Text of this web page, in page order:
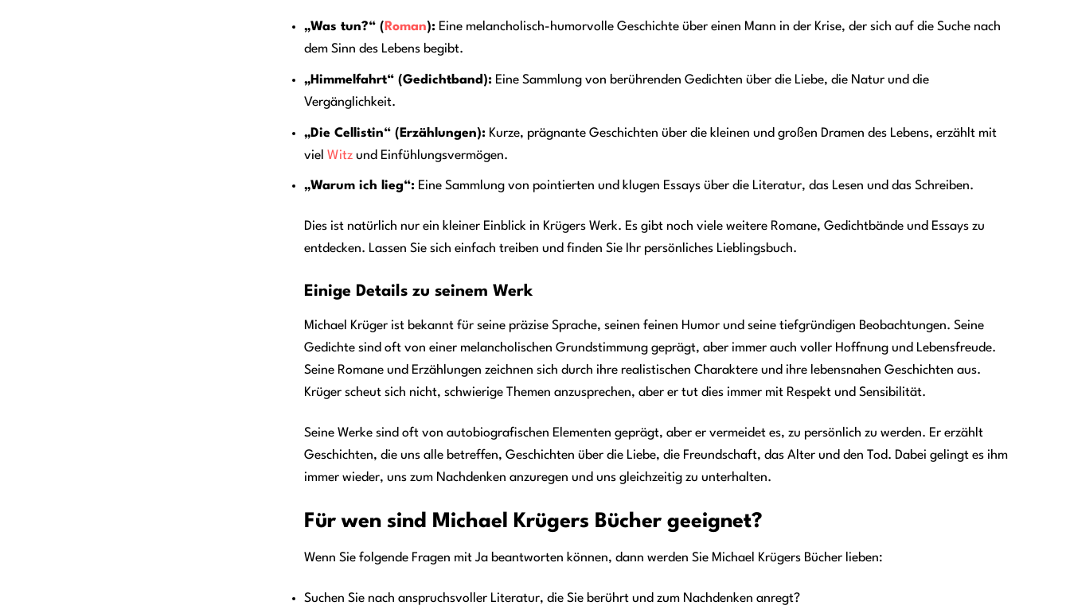
„Was tun?“ (Roman): Eine melancholisch-humorvolle Geschichte über einen Mann in der Krise, der sich auf die Suche nach
dem Sinn des Lebens begibt.
„Himmelfahrt“ (Gedichtband): Eine Sammlung von berührenden Gedichten über die Liebe, die Natur und die
Vergänglichkeit.
„Die Cellistin“ (Erzählungen): Kurze, prägnante Geschichten über die kleinen und großen Dramen des Lebens, erzählt mit
viel Witz und Einfühlungsvermögen.
„Warum ich lieg“: Eine Sammlung von pointierten und klugen Essays über die Literatur, das Lesen und das Schreiben.
Dies ist natürlich nur ein kleiner Einblick in Krügers Werk. Es gibt noch viele weitere Romane, Gedichtbände und Essays zu
entdecken. Lassen Sie sich einfach treiben und finden Sie Ihr persönliches Lieblingsbuch.
Einige Details zu seinem Werk
Michael Krüger ist bekannt für seine präzise Sprache, seinen feinen Humor und seine tiefgründigen Beobachtungen. Seine
Gedichte sind oft von einer melancholischen Grundstimmung geprägt, aber immer auch voller Hoffnung und Lebensfreude.
Seine Romane und Erzählungen zeichnen sich durch ihre realistischen Charaktere und ihre lebensnahen Geschichten aus.
Krüger scheut sich nicht, schwierige Themen anzusprechen, aber er tut dies immer mit Respekt und Sensibilität.
Seine Werke sind oft von autobiografischen Elementen geprägt, aber er vermeidet es, zu persönlich zu werden. Er erzählt
Geschichten, die uns alle betreffen, Geschichten über die Liebe, die Freundschaft, das Alter und den Tod. Dabei gelingt es ihm
immer wieder, uns zum Nachdenken anzuregen und uns gleichzeitig zu unterhalten.
Für wen sind Michael Krügers Bücher geeignet?
Wenn Sie folgende Fragen mit Ja beantworten können, dann werden Sie Michael Krügers Bücher lieben:
Suchen Sie nach anspruchsvoller Literatur, die Sie berührt und zum Nachdenken anregt?